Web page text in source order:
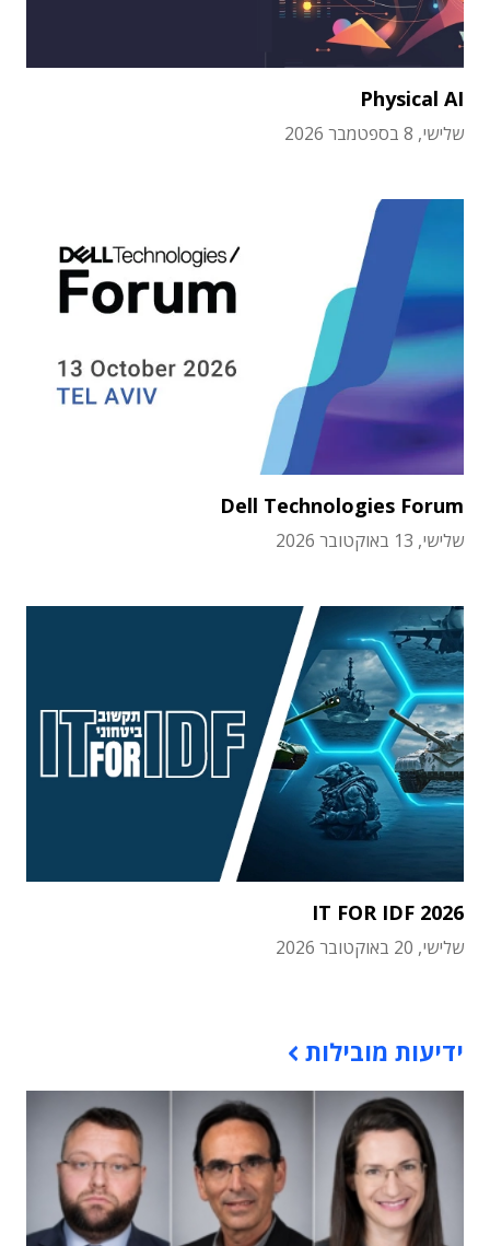
Physical AI
שלישי, 8 בספטמבר 2026
Dell Technologies Forum
שלישי, 13 באוקטובר 2026
IT FOR IDF 2026
שלישי, 20 באוקטובר 2026
ידיעות מובילות